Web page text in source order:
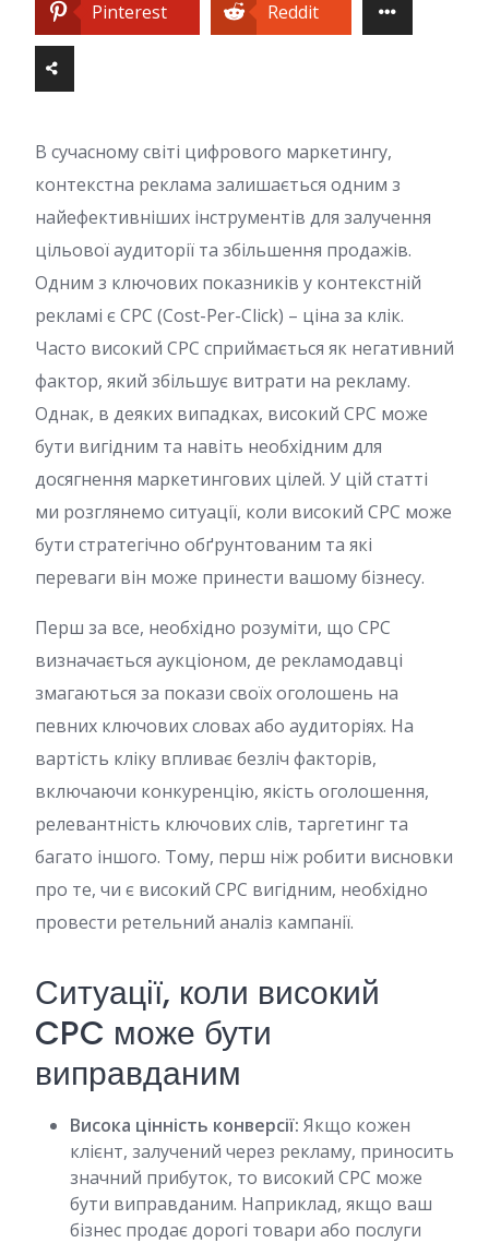
Pinterest Reddit
В сучасному світі цифрового маркетингу,
контекстна реклама залишається одним з
найефективніших інструментів для залучення
цільової аудиторії та збільшення продажів.
Одним з ключових показників у контекстній
рекламі є CPC (Cost-Per-Click) – ціна за клік.
Часто високий CPC сприймається як негативний
фактор, який збільшує витрати на рекламу.
Однак, в деяких випадках, високий CPC може
бути вигідним та навіть необхідним для
досягнення маркетингових цілей. У цій статті
ми розглянемо ситуації, коли високий CPC може
бути стратегічно обґрунтованим та які
переваги він може принести вашому бізнесу.
Перш за все, необхідно розуміти, що CPC
визначається аукціоном, де рекламодавці
змагаються за покази своїх оголошень на
певних ключових словах або аудиторіях. На
вартість кліку впливає безліч факторів,
включаючи конкуренцію, якість оголошення,
релевантність ключових слів, таргетинг та
багато іншого. Тому, перш ніж робити висновки
про те, чи є високий CPC вигідним, необхідно
провести ретельний аналіз кампанії.
Ситуації, коли високий
CPC може бути
виправданим
Висока цінність конверсії: Якщо кожен
клієнт, залучений через рекламу, приносить
значний прибуток, то високий CPC може
бути виправданим. Наприклад, якщо ваш
бізнес продає дорогі товари або послуги